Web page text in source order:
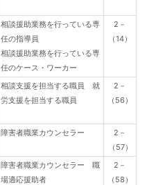
相談援助業務を行っている専
任の指導員
相談援助業務を行っている専
任のケース・ワーカー
2－
（14）
相談支援を担当する職員 就
労支援を担当する職員
2－
（56）
障害者職業カウンセラー
2－
（57）
障害者職業カウンセラー 職
場適応援助者
2－
（58）